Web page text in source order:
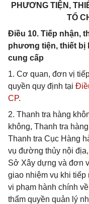
PHƯƠNG TIỆN,
TỔ
Điều 10. Tiếp nhận,
phương tiện, thiết bị
cung cấp
1. Cơ quan, đơn vị
quyền quy định tại
CP.
2. Thanh tra hàng
không, Thanh tra
Thanh tra Cục Hàng
vụ đường thủy nội
Sở Xây dựng và đơn
giao nhiệm vụ khi tiếp
vi phạm hành chính
thẩm quyền quản lý